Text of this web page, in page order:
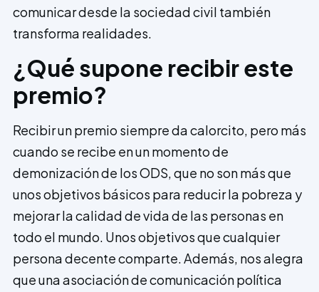
comunicar desde la sociedad civil también
transforma realidades.
¿Qué supone recibir este
premio?
Recibir un premio siempre da calorcito, pero más
cuando se recibe en un momento de
demonización de los ODS, que no son más que
unos objetivos básicos para reducir la pobreza y
mejorar la calidad de vida de las personas en
todo el mundo. Unos objetivos que cualquier
persona decente comparte. Además, nos alegra
que una asociación de comunicación política